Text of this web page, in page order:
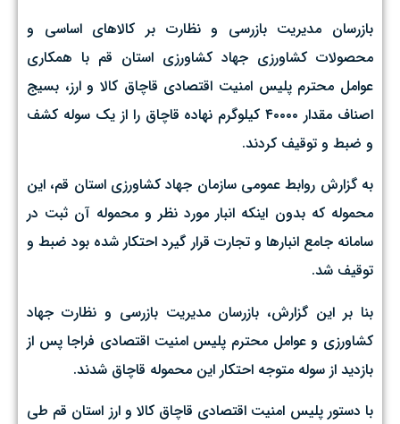
بازرسان مدیریت بازرسی و نظارت بر کالاهای اساسی و
محصولات کشاورزی جهاد کشاورزی استان قم با همکاری
عوامل محترم پلیس امنیت اقتصادی قاچاق کالا و ارز، بسیج
اصناف مقدار ۴۰۰۰۰ کیلوگرم نهاده قاچاق را از یک سوله کشف
و ضبط و توقیف کردند.
به گزارش روابط عمومی سازمان جهاد کشاورزی استان قم، این
محموله که بدون اینکه انبار مورد نظر و محموله آن ثبت در
سامانه جامع انبارها و تجارت قرار گیرد احتکار شده بود ضبط و
توقیف شد.
بنا بر این گزارش، بازرسان مدیریت بازرسی و نظارت جهاد
کشاورزی و عوامل محترم پلیس امنیت اقتصادی فراجا پس از
بازدید از سوله متوجه احتکار این محموله قاچاق شدند.
با دستور پلیس امنیت اقتصادی قاچاق کالا و ارز استان قم طی